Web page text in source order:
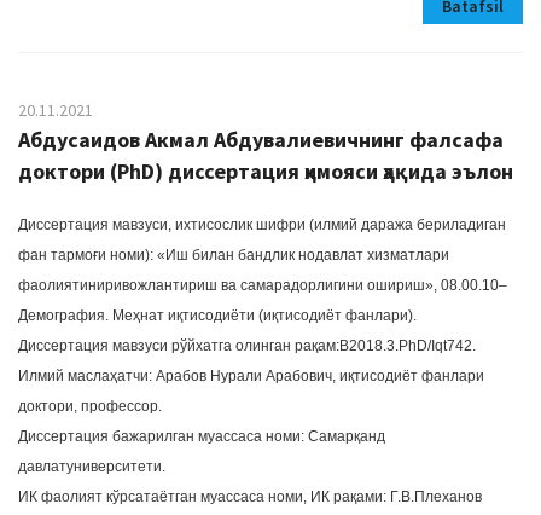
Batafsil
20.11.2021
Абдусаидов Акмал Абдувалиевичнинг фалсафа
доктори (PhD) диссертация ҳимояси ҳақида эълон
Диссертация мавзуси, ихтисослик шифри (илмий даража бериладиган
фан тармоғи номи): «Иш билан бандлик нодавлат хизматлари
фаолиятиниривожлантириш ва самарадорлигини ошириш», 08.00.10–
Демография. Меҳнат иқтисодиёти (иқтисодиёт фанлари).
Диссертация мавзуси рўйхатга олинган рақам:B2018.3.PhD/Iqt742.
Илмий маслаҳатчи: Арабов Нурали Арабович, иқтисодиёт фанлари
доктори, профессор.
Диссертация бажарилган муассаса номи: Самарқанд
давлатуниверситети.
ИК фаолият кўрсатаётган муассаса номи, ИК рақами: Г.В.Плеханов